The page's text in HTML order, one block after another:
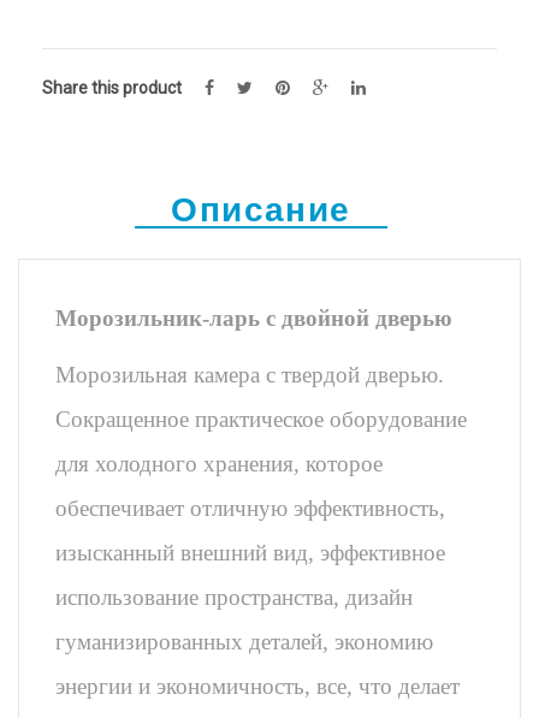
Share this product
Описание
Морозильник-ларь с двойной дверью
Морозильная камера с твердой дверью.
Сокращенное практическое оборудование
для холодного хранения, которое
обеспечивает отличную эффективность,
изысканный внешний вид, эффективное
использование пространства, дизайн
гуманизированных деталей, экономию
энергии и экономичность, все, что делает